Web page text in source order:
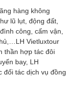
hàng không
lũ lụt, động đất,
công, cấm vận,
Vietluxtour
thần hợp tác đôi
bay, LH
đối tác dịch vụ đồng